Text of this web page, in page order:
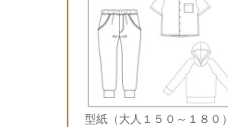
型紙（大人１５０～１８０）